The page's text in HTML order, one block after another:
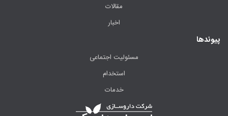
مقالات
اخبار
پیوندها
مسئولیت اجتماعی
استخدام
خدمات